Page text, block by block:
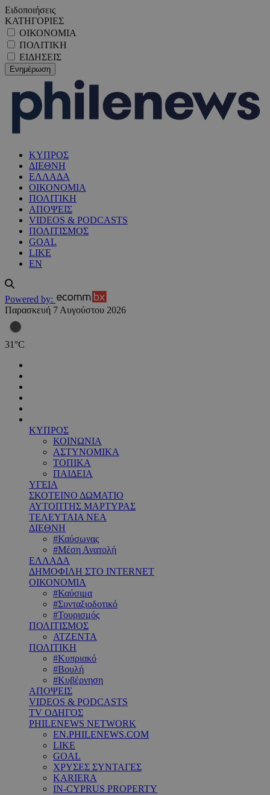
Ειδοποιήσεις
ΚΑΤΗΓΟΡΙΕΣ
ΟΙΚΟΝΟΜΙΑ
ΠΟΛΙΤΙΚΗ
ΕΙΔΗΣΕΙΣ
ΚΥΠΡΟΣ
ΔΙΕΘΝΗ
ΕΛΛΑΔΑ
ΟΙΚΟΝΟΜΙΑ
ΠΟΛΙΤΙΚΗ
ΑΠΟΨΕΙΣ
VIDEOS & PODCASTS
ΠΟΛΙΤΙΣΜΟΣ
GOAL
LIKE
EN
Powered by:
Παρασκευή 7 Αυγούστου 2026
31 °C
ΚΥΠΡΟΣ
ΚΟΙΝΩΝΙΑ
ΑΣΤΥΝΟΜΙΚΑ
ΤΟΠΙΚΑ
ΠΑΙΔΕΙΑ
ΥΓΕΙΑ
ΣΚΟΤΕΙΝΟ ΔΩΜΑΤΙΟ
ΑΥΤΟΠΤΗΣ ΜΑΡΤΥΡΑΣ
ΤΕΛΕΥΤΑΙΑ ΝΕΑ
ΔΙΕΘΝΗ
#Καύσωνας
#Μέση Ανατολή
ΕΛΛΑΔΑ
ΔΗΜΟΦΙΛΗ ΣΤΟ INTERNET
ΟΙΚΟΝΟΜΙΑ
#Καύσιμα
#Συνταξιοδοτικό
#Τουρισμός
ΠΟΛΙΤΙΣΜΟΣ
ΑΤΖΕΝΤΑ
ΠΟΛΙΤΙΚΗ
#Κυπριακό
#Βουλή
#Κυβέρνηση
ΑΠΟΨΕΙΣ
VIDEOS & PODCASTS
TV ΟΔΗΓΟΣ
PHILENEWS NETWORK
EN.PHILENEWS.COM
LIKE
GOAL
ΧΡΥΣΕΣ ΣΥΝΤΑΓΕΣ
KARIERA
IN-CYPRUS PROPERTY